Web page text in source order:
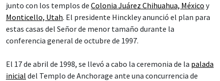
junto con los templos de Colonia Juárez Chihuahua, México y
Monticello, Utah. El presidente Hinckley anunció el plan para
estas casas del Señor de menor tamaño durante la
conferencia general de octubre de 1997.
El 17 de abril de 1998, se llevó a cabo la ceremonia de la palada
inicial del Templo de Anchorage ante una concurrencia de